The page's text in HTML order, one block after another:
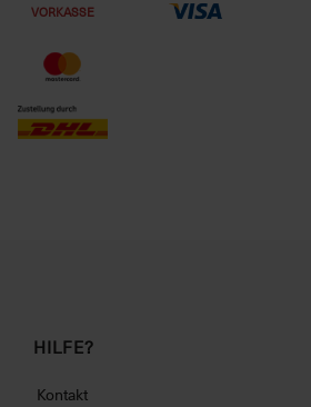
VORKASSE
HILFE?
Kontakt